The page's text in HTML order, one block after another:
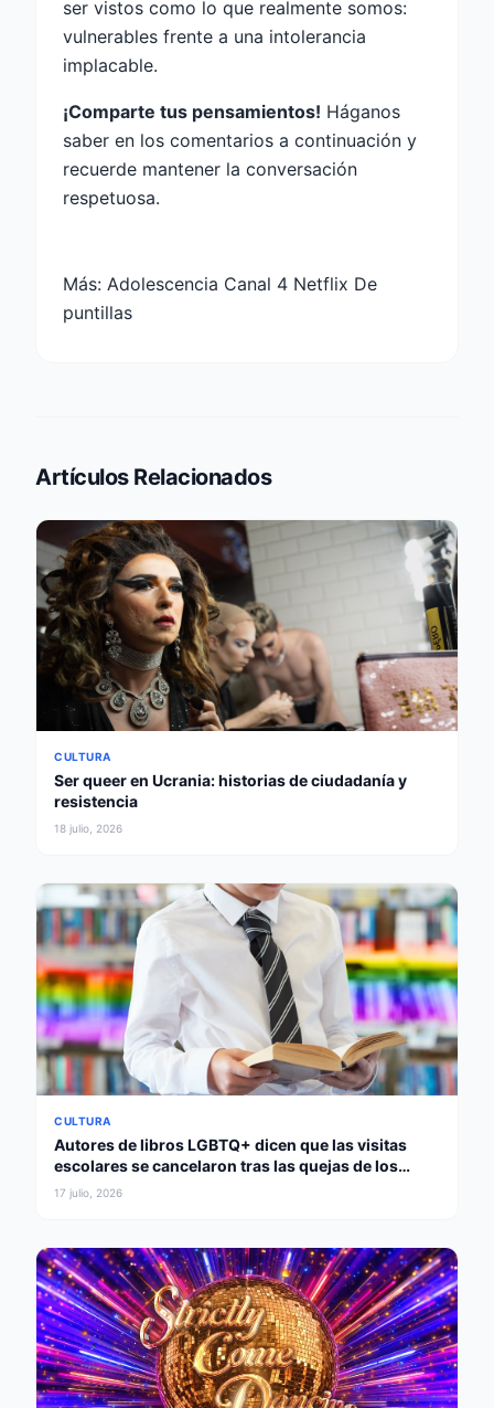
ser vistos como lo que realmente somos:
vulnerables frente a una intolerancia
implacable.
¡Comparte tus pensamientos! Háganos
saber en los comentarios a continuación y
recuerde mantener la conversación
respetuosa.
Más: Adolescencia Canal 4 Netflix De
puntillas
Artículos Relacionados
CULTURA
Ser queer en Ucrania: historias de ciudadanía y
resistencia
18 julio, 2026
CULTURA
Autores de libros LGBTQ+ dicen que las visitas
escolares se cancelaron tras las quejas de los
padres
17 julio, 2026